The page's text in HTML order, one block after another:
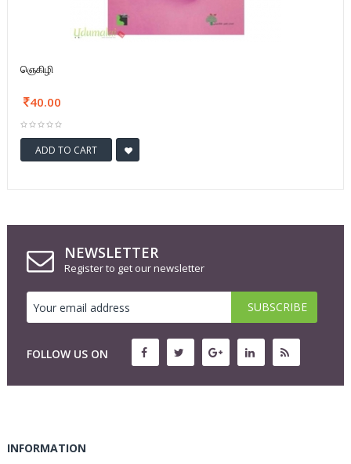
ஞெகிழி
40.00
ADD TO CART
NEWSLETTER
Register to get our newsletter
FOLLOW US ON
INFORMATION